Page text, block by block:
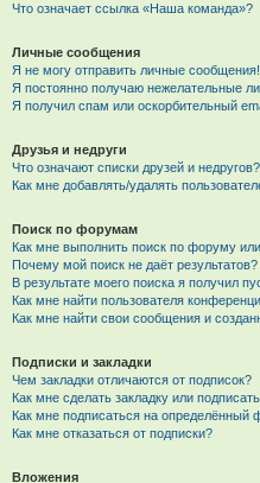
Что означает ссылка «Наша команда»?
Личные сообщения
Я не могу отправить личные сообщения!
Я постоянно получаю нежелательные
Я получил спам или оскорбительный
Друзья и недруги
Что означают списки друзей и недругов?
Как мне добавлять/удалять
Поиск по форумам
Как мне выполнить поиск по форуму
Почему мой поиск не даёт результатов?
В результате моего поиска я получил
Как мне найти пользователя
Как мне найти свои сообщения и
Подписки и закладки
Чем закладки отличаются от подписок?
Как мне сделать закладку или
Как мне подписаться на определённый
Как мне отказаться от подписки?
Вложения